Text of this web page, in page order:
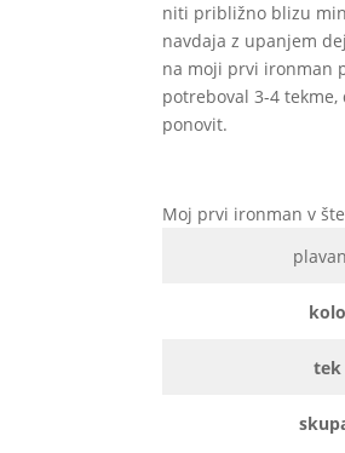
niti približno blizu
navdaja z upanjem
na moji prvi ironman
potreboval 3-4
ponovit.
Moj prvi ironman v
kolo
tek